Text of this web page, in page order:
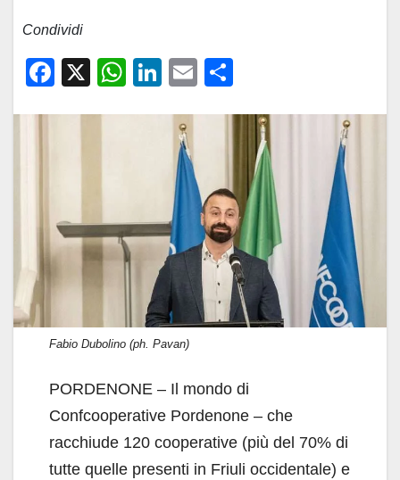
Condividi
F
o
o
X
W
p
p
Li
e
dI
n
E
di
vi
di
Fabio Dubolino (ph. Pavan)
PORDENONE – Il mondo di
Confcooperative Pordenone – che
racchiude 120 cooperative (più del 70% di
tutte quelle presenti in Friuli occidentale) e